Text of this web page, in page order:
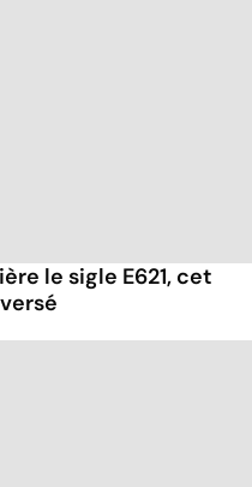
le sigle E621, cet